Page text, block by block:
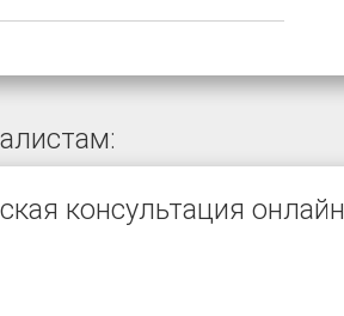
консультация онлайн